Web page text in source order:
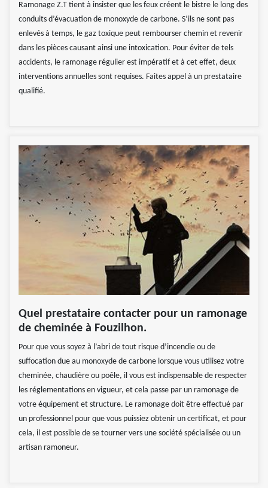
Ramonage Z.T tient à insister que les feux créent le bistre le long des
conduits d’évacuation de monoxyde de carbone. S’ils ne sont pas
enlevés à temps, le gaz toxique peut rembourser chemin et revenir
dans les pièces causant ainsi une intoxication. Pour éviter de tels
accidents, le ramonage régulier est impératif et à cet effet, deux
interventions annuelles sont requises. Faites appel à un prestataire
qualifié.
Quel prestataire contacter pour un ramonage
de cheminée à Fouzilhon.
Pour que vous soyez à l’abri de tout risque d’incendie ou de
suffocation due au monoxyde de carbone lorsque vous utilisez votre
cheminée, chaudière ou poêle, il vous est indispensable de respecter
les réglementations en vigueur, et cela passe par un ramonage de
votre équipement et structure. Le ramonage doit être effectué par
un professionnel pour que vous puissiez obtenir un certificat, et pour
cela, il est possible de se tourner vers une société spécialisée ou un
artisan ramoneur.